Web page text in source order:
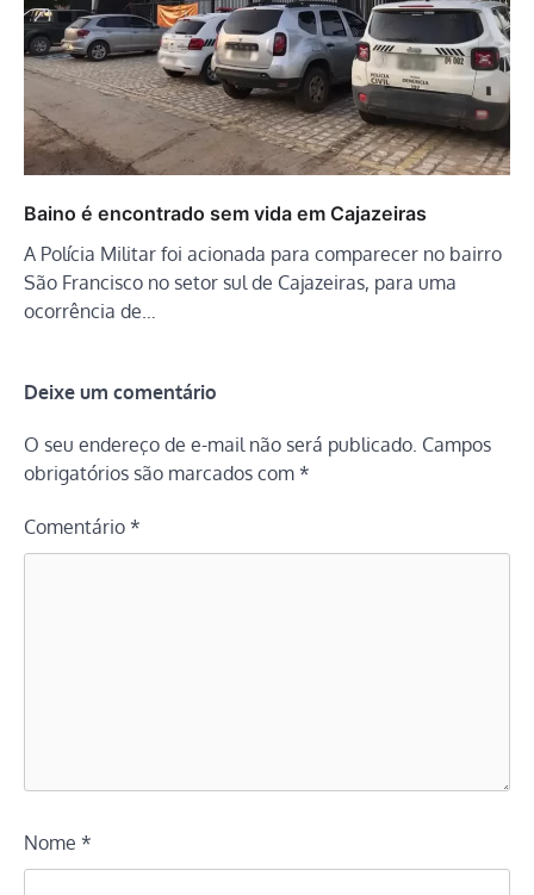
Baino é encontrado sem vida em Cajazeiras
A Polícia Militar foi acionada para comparecer no bairro
São Francisco no setor sul de Cajazeiras, para uma
ocorrência de…
Deixe um comentário
O seu endereço de e-mail não será publicado. Campos
obrigatórios são marcados com *
Comentário *
Nome *